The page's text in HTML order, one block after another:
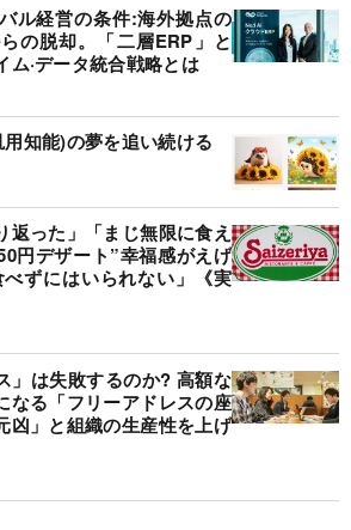
ル経営の条件:海外拠点の
の脱却。「二層ERP」と
·データ統合戦略とは
知能)の夢を追い続ける
返った」「まじ無限に食え
円デザート”幸福感がえげ
ずにはいられない」《実
」は失敗するのか? 高額な
なる「フリーアドレスの座
凶」と組織の生産性を上げ